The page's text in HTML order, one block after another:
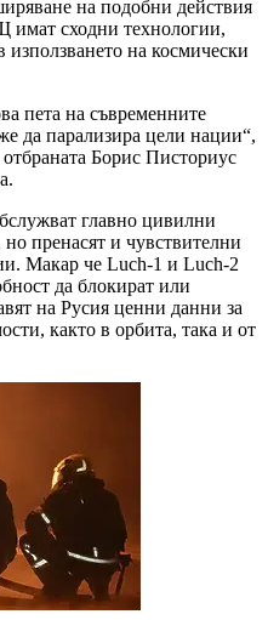
на подобни действия
сходни технологии,
използването на космически
пета на съвременните
да парализира цели нации“,
Борис Писториус
главно цивилни
пренасят и чувствителни
Макар че Luch-1 и Luch-2
да блокират или
на Русия ценни данни за
както в орбита, така и от